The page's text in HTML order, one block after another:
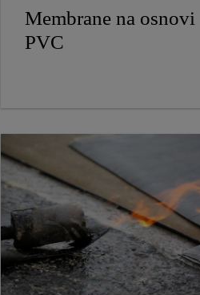
Membrane na osnovi
PVC